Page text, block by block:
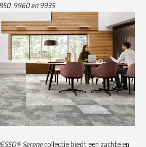
9960 en 9935
Serenecollectie biedt een zachte en